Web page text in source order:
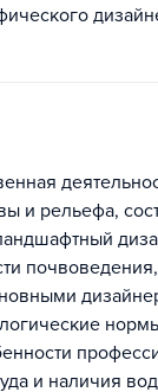
и рельефа,
и наличия